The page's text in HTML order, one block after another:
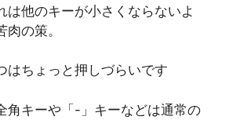
は他のキーが小さくならないよ
の策。
はちょっと押しづらいです
角キーや「-」キーなどは通常の